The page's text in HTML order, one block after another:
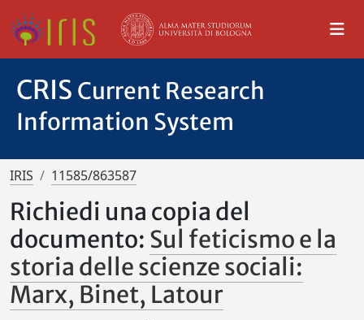
CRIS Current Research
Information System
IRIS 11585/863587
Richiedi una copia del
documento: Sul feticismo e la
storia delle scienze sociali:
Marx, Binet, Latour